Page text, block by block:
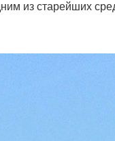
из старейших